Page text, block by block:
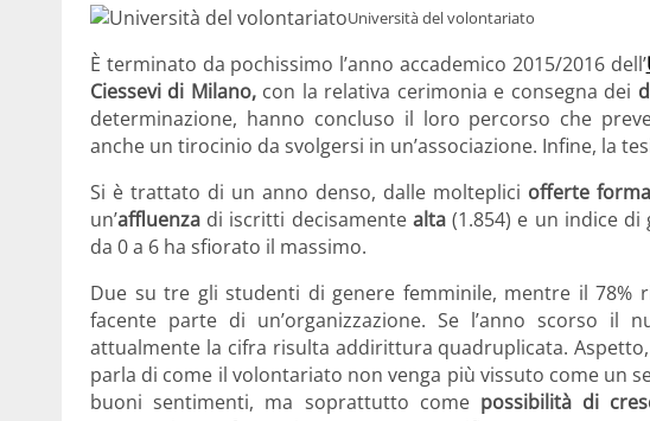
Università del volontariato
È terminato da pochissimo l’anno accademico 2015/2016 dell’
Ciessevi di Milano, con la relativa cerimonia e consegna dei
determinazione, hanno concluso il loro percorso che
anche un tirocinio da svolgersi in un’associazione. Infine, la
Si è trattato di un anno denso, dalle molteplici offerte
un’affluenza di iscritti decisamentealta(1.854) e un indice di
da 0 a 6 ha sfiorato il massimo.
Due su tre gli studenti di genere femminile, mentre il 78%
facente parte di un’organizzazione. Se l’anno scorso il
attualmente la cifra risulta addirittura quadruplicata.
parla di come il volontariato non venga più vissuto come un
buoni sentimenti, ma soprattutto come possibilità di